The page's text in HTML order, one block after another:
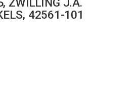
ZWILLING J.A.
42561-101